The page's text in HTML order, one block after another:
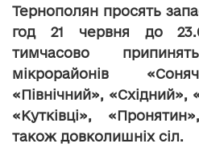
Тернополян просять
год 21 червня до
тимчасово
мікрорайонів
«Північний»,
«Кутківці»,
також довколишніх сіл.